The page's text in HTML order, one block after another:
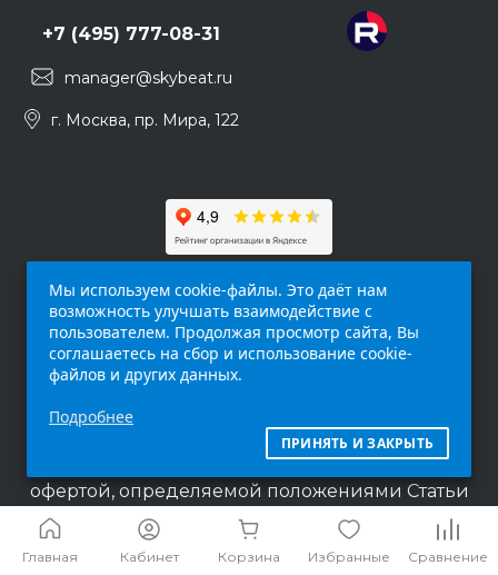
Главная Кабинет Корзина Избранные Сравнение
+7 (495) 777-08-31
manager@skybeat.ru
г. Москва, пр. Мира, 122
интернет-сайт (
исключительно информационный характер и
ни при каких условиях не является публичной
офертой, определяемой положениями Статьи
437 п.2 Гражданского кодекса Российской
Федерации.
Мы используем cookie-файлы. Это даёт нам
возможность улучшать взаимодействие с
пользователем. Продолжая просмотр сайта, Вы
соглашаетесь на сбор и использование cookie-
файлов и других данных.
Подробнее
ПРИНЯТЬ И ЗАКРЫТЬ